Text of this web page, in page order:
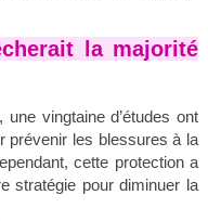
la majorité
vingtaine d’études ont
prévenir les blessures à la
cette protection a
stratégie pour diminuer la